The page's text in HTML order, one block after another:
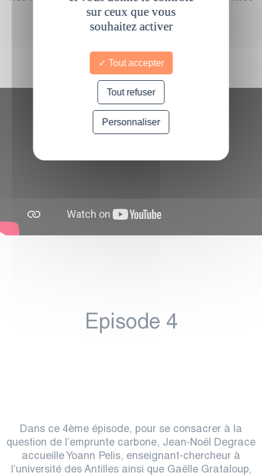
écologiques avec une valeur immense.
Episode 4
Dans ce 4ème épisode, pour se consacrer à la
question de l’emprunte carbone, Jean-Noël Degrace
accueille Yoann Pelis, enseignant-chercheur à
l’université des Antilles ainsi que Gaëlle Grataloup,
sur ceux que vous
souhaitez activer
Tout accepter
Tout refuser
Personnaliser